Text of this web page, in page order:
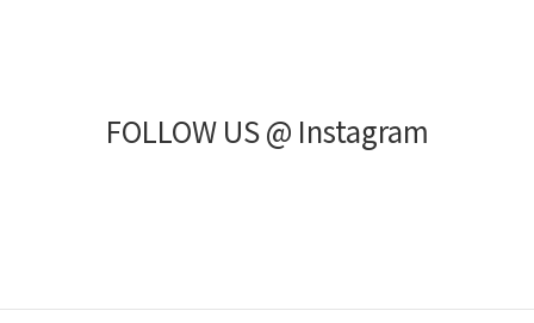
FOLLOW US @ Instagram